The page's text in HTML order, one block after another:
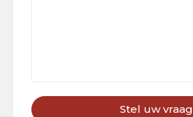
Stel uw vraag